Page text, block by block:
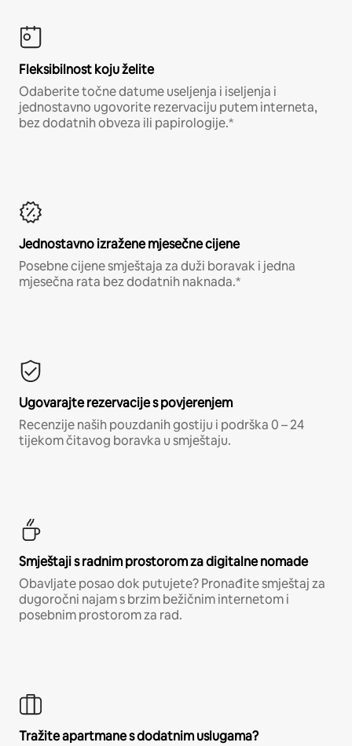
Fleksibilnost koju želite
Odaberite točne datume useljenja i iseljenja i
jednostavno ugovorite rezervaciju putem interneta,
bez dodatnih obveza ili papirologije.*
Jednostavno izražene mjesečne cijene
Posebne cijene smještaja za duži boravak i jedna
mjesečna rata bez dodatnih naknada.*
Ugovarajte rezervacije s povjerenjem
Recenzije naših pouzdanih gostiju i podrška 0 – 24
tijekom čitavog boravka u smještaju.
Smještaji s radnim prostorom za digitalne nomade
Obavljate posao dok putujete? Pronađite smještaj za
dugoročni najam s brzim bežičnim internetom i
posebnim prostorom za rad.
Tražite apartmane s dodatnim uslugama?